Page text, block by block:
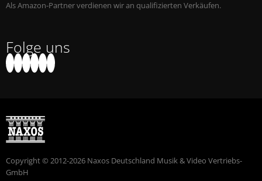
Als Amazon-Partner verdienen wir an qualifizierten Verkäufen.
Folge uns
Copyright © 2012-2026 Naxos Deutschland Musik & Video Vertriebs-
GmbH